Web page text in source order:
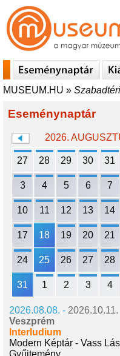
MUSEUM.HU »
Eseménynaptár
2026.
27 28 29 30 31
3 4 5 6 7
10 11 12 13 14
17 18 19 20 21
24 25 26 27 28
31 1 2 3 4
2026.08.08. - 2026.10.11.
Veszprém
Interludium
Modern Képtár - Vass
Gyűjtemény